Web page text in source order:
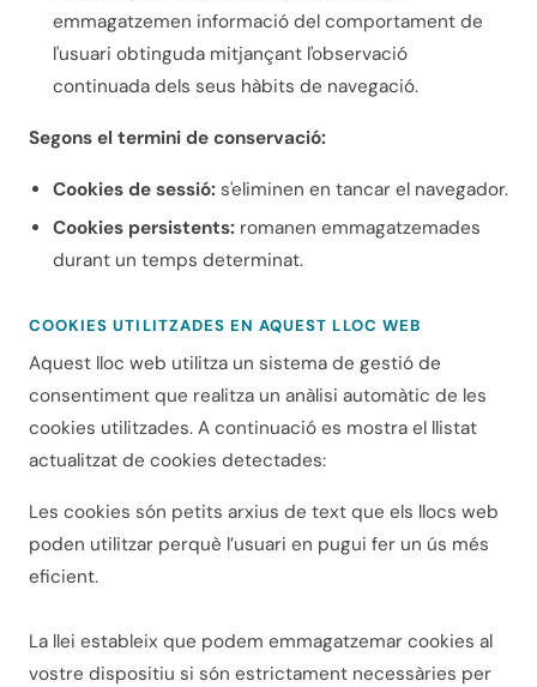
emmagatzemen informació del comportament de
l'usuari obtinguda mitjançant l'observació
continuada dels seus hàbits de navegació.
Segons el termini de conservació:
Cookies de sessió: s'eliminen en tancar el navegador.
Cookies persistents: romanen emmagatzemades
durant un temps determinat.
COOKIES UTILITZADES EN AQUEST LLOC WEB
Aquest lloc web utilitza un sistema de gestió de
consentiment que realitza un anàlisi automàtic de les
cookies utilitzades. A continuació es mostra el llistat
actualitzat de cookies detectades:
Les cookies són petits arxius de text que els llocs web
poden utilitzar perquè l’usuari en pugui fer un ús més
eficient.
La llei estableix que podem emmagatzemar cookies al
vostre dispositiu si són estrictament necessàries per